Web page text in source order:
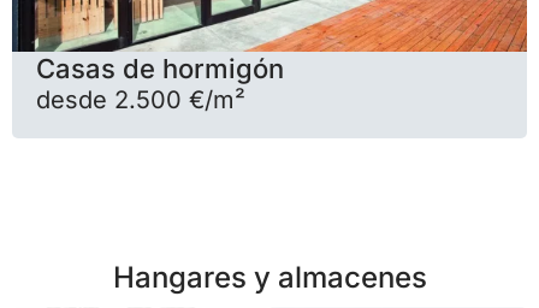
Casas de hormigón
desde 2.500 €/m²
Hangares y almacenes